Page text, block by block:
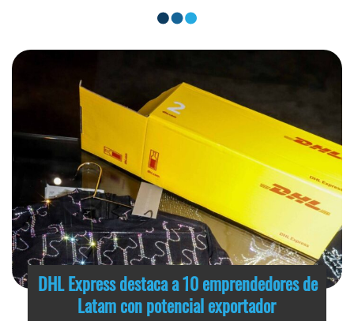
DHL Express destaca a 10 emprendedores de
Latam con potencial exportador